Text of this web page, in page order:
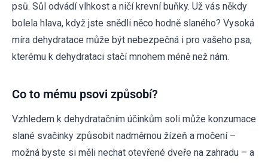
psů. Sůl odvádí vlhkost a ničí krevní buňky. Už vás někdy
bolela hlava, když jste snědli něco hodně slaného? Vysoká
míra dehydratace může být nebezpečná i pro vašeho psa,
kterému k dehydrataci stačí mnohem méně než nám.
Co to mému psovi způsobí?
Vzhledem k dehydratačním účinkům soli může konzumace
slané svačinky způsobit nadměrnou žízeň a močení –
možná byste si měli nechat otevřené dveře na zahradu – a